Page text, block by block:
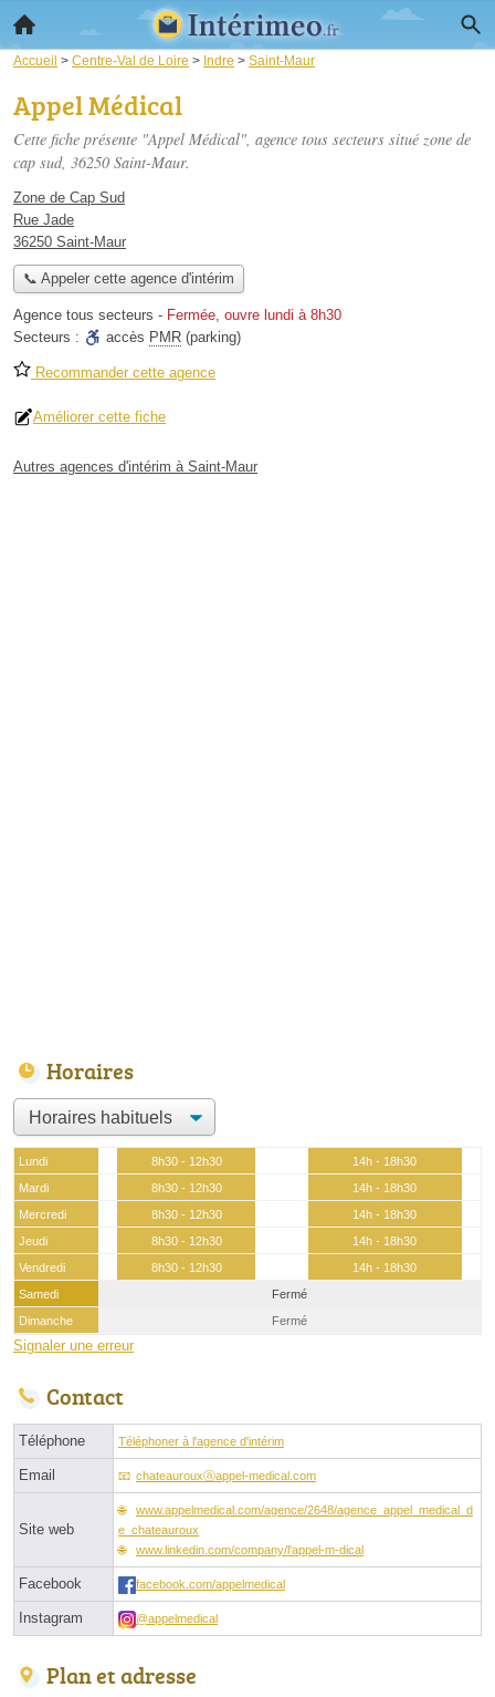
Accueil > Centre-Val de Loire > Indre > Saint-Maur
Appel Médical
Cette fiche présente "Appel Médical", agence tous secteurs situé zone de
cap sud, 36250 Saint-Maur.
Zone de Cap Sud
Rue Jade
36250 Saint-Maur
📞 Appeler cette agence d'intérim
Agence tous secteurs - Fermée, ouvre lundi à 8h30
Secteurs :
accès PMR (parking)
Recommander cette agence
Améliorer cette fiche
Autres agences d'intérim à Saint-Maur
Horaires
Lundi 8h30 - 12h30
14h - 18h30
Mardi
8h30 - 12h30
14h - 18h30
Mercredi
8h30 - 12h30
14h - 18h30
Jeudi
8h30 - 12h30
14h - 18h30
Vendredi
8h30 - 12h30
14h - 18h30
Samedi
Fermé
Dimanche
Fermé
Signaler une erreur
Contact
Téléphone Téléphoner à l'agence d'intérim
Email chateaurouxⓐappel-medical.com
Site web
www.appelmedical.com/agence/2648/agence_appel_medical_d
e_chateauroux
www.linkedin.com/company/l'appel-m-dical
Facebook facebook.com/appelmedical
Instagram @appelmedical
Plan et adresse